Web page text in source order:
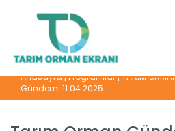
Anasayfa|Programlar|TARIM
Gündemi 11.04.2025